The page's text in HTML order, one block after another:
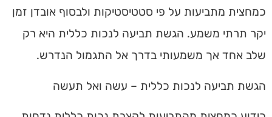
כמחצית מתביעות על פי סטטיסטיקות ולבסוף אובדן זמן
יקר תרתי משמע. הגשת תביעה לנכות כללית היא רק
שלב אחד אך משמעותי בדרך אל התגמול הנדרש.
הגשת תביעה לנכות כללית – עשה ואל תעשה